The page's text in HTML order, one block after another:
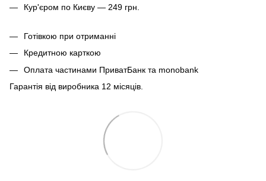
Кур'єром по Києву — 249 грн.
Готівкою при отриманні
Кредитною карткою
Оплата частинами ПриватБанк та monobank
Гарантія від виробника 12 місяців.